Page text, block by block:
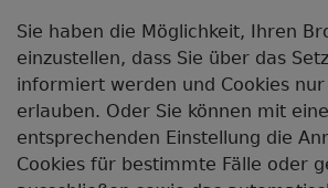
Sie haben die Möglichkeit, Ihren
einzustellen, dass Sie über das
informiert werden und Cookies nur
erlauben. Oder Sie können mit
entsprechenden Einstellung die
Cookies für bestimmte Fälle oder